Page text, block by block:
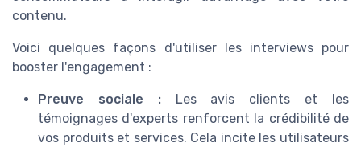
contenu.
Voici quelques façons d'utiliser les interviews pour
booster l'engagement :
Preuve sociale :Les avis clients et les
témoignages d'experts renforcent la crédibilité de
vos produits et services. Cela incite les utilisateurs